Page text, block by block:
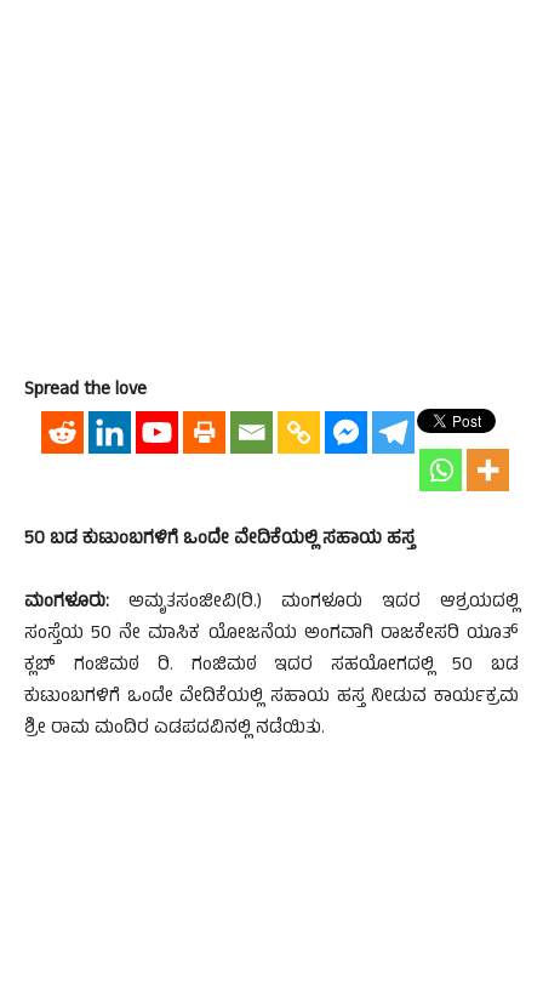
Spread the love
50 ಬಡ ಕುಟುಂಬಗಳಿಗೆ ಒಂದೇ ವೇದಿಕೆಯಲ್ಲಿ ಸಹಾಯ ಹಸ್ತ
ಮಂಗಳೂರು: ಅಮೃತಸಂಜೀವಿ(ರಿ.) ಮಂಗಳೂರು ಇದರ ಆಶ್ರಯದಲ್ಲಿ
ಸಂಸ್ತೆಯ 50 ನೇ ಮಾಸಿಕ ಯೋಜನೆಯ ಅಂಗವಾಗಿ ರಾಜಕೇಸರಿ ಯೂತ್
ಕ್ಲಬ್ ಗಂಜಿಮಠ ರಿ. ಗಂಜಿಮಠ ಇದರ ಸಹಯೋಗದಲ್ಲಿ 50 ಬಡ
ಕುಟುಂಬಗಳಿಗೆ ಒಂದೇ ವೇದಿಕೆಯಲ್ಲಿ ಸಹಾಯ ಹಸ್ತ ನೀಡುವ ಕಾರ್ಯಕ್ರಮ
ಶ್ರೀ ರಾಮ ಮಂದಿರ ಎಡಪದವಿನಲ್ಲಿ ನಡೆಯಿತು.